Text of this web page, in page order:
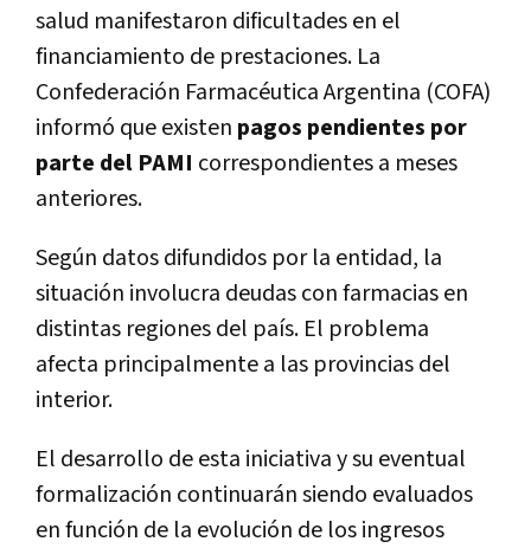
salud manifestaron dificultades en el
financiamiento de prestaciones. La
Confederación Farmacéutica Argentina (COFA)
informó que existen pagos pendientes por
parte del PAMI correspondientes a meses
anteriores.
Según datos difundidos por la entidad, la
situación involucra deudas con farmacias en
distintas regiones del país. El problema
afecta principalmente a las provincias del
interior.
El desarrollo de esta iniciativa y su eventual
formalización continuarán siendo evaluados
en función de la evolución de los ingresos